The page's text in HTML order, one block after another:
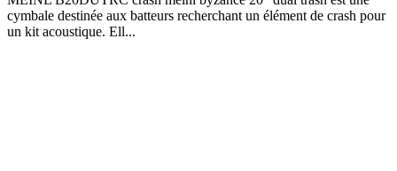
cymbale destinée aux batteurs recherchant un élément de crash pour
un kit acoustique. Ell...